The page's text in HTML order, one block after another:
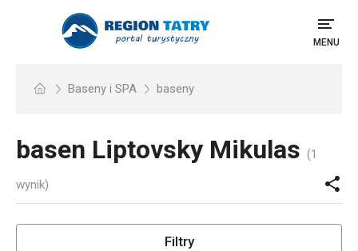
MENU
Baseny i SPA baseny
basen Liptovsky Mikulas (1
wynik)
Filtry